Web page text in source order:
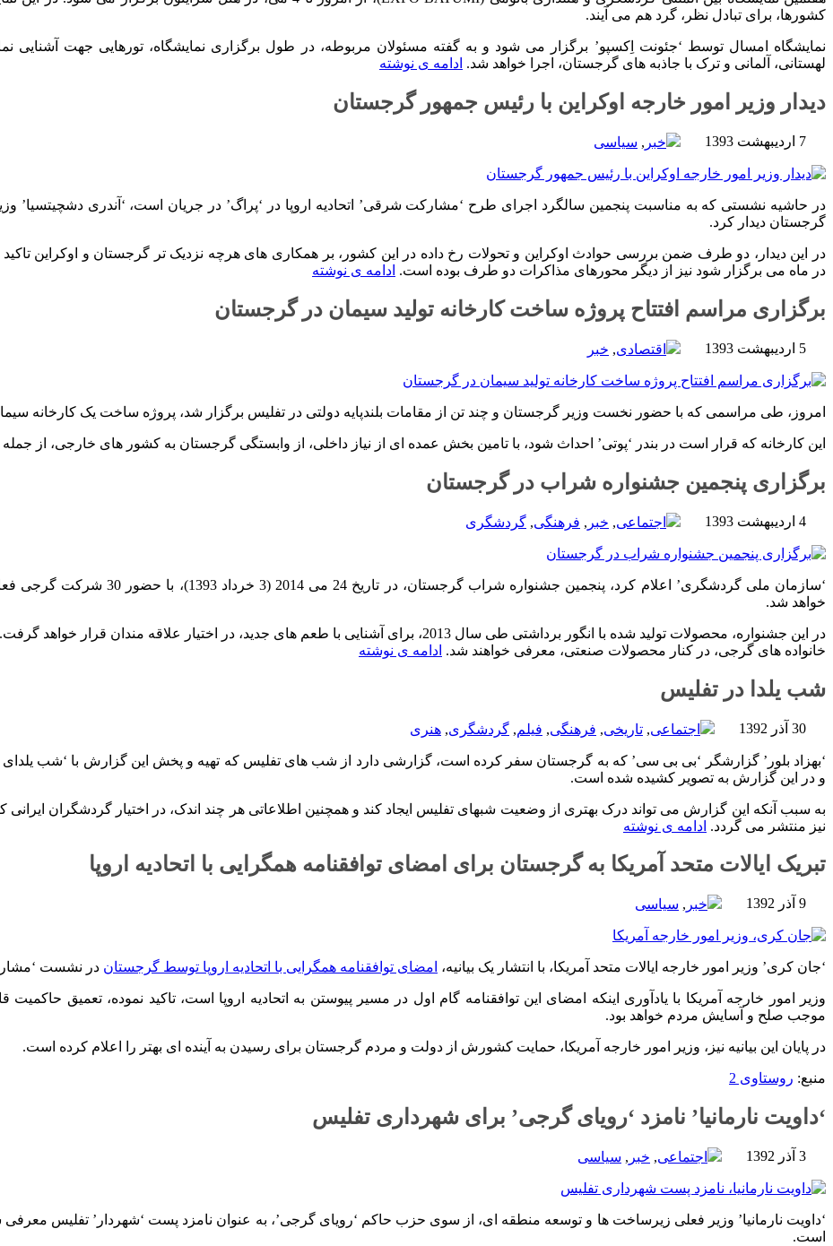
کشورها، برای تبادل نظر، گرد هم می آیند.
نمایشگاه امسال توسط ‘جئونت اِکسپو’ برگزار می شود و به گفته مسئولان مربوطه، در طول برگزاری نمایشگاه، تورهایی جهت آشنایی
لهستانی، آلمانی و ترک با جاذبه های گرجستان، اجرا خواهد شد. ادامه ی نوشته
دیدار وزیر امور خارجه اوکراین با رئیس جمهور گرجستان
7 اردیبهشت 1393 خبر , سیاسی
در حاشیه نشستی که به مناسبت پنجمین سالگرد اجرای طرح ‘مشارکت شرقی’ اتحادیه اروپا در ‘پراگ’ در جریان است، ‘آندری دشچیتسیا’
گرجستان دیدار کرد.
در این دیدار، دو طرف ضمن بررسی حوادث اوکراین و تحولات رخ داده در این کشور، بر همکاری های هرچه نزدیک تر گرجستان و اوکراین
در ماه می برگزار شود نیز از دیگر محورهای مذاکرات دو طرف بوده است. ادامه ی نوشته
برگزاری مراسم افتتاح پروژه ساخت کارخانه تولید سیمان در گرجستان
5 اردیبهشت 1393 اقتصادی, خبر
امروز، طی مراسمی که با حضور نخست وزیر گرجستان و چند تن از مقامات بلندپایه دولتی در تفلیس برگزار شد، پروژه ساخت یک کارخانه سیمان، با ظرفیت تولید 250 هزار تن
این کارخانه که قرار است در بندر ‘پوتی’ احداث شود، با تامین بخش عمده ای از نیاز داخلی، از وابستگی گرجستان به کشور های خارجی، از
برگزاری پنجمین جشنواره شراب در گرجستان
4 اردیبهشت 1393 اجتماعی, خبر , فرهنگی, گردشگری
‘سازمان ملی گردشگری’ اعلام کرد، پنجمین جشنواره شراب گرجستان، در تاریخ 24 می 2014 (3 خرداد 1393)، با حضور 30 شرکت گرجی فعال در این صنعت، در محل ‘
خواهد شد.
در این جشنواره، محصولات تولید شده با انگور برداشتی طی سال 2013، برای آشنایی با طعم های جدید، در
خانواده های گرجی، در کنار محصولات صنعتی، معرفی خواهند شد. ادامه ی نوشته
شب یلدا در تفلیس
30 آذر 1392 اجتماعی, تاریخی, فرهنگی, فیلم, گردشگری, هنری
‘بهزاد بلور’ گزارشگر ‘بی بی سی’ که به گرجستان سفر کرده است، گزارشی دارد از شب های تفلیس که تهیه و پخش این گزارش با ‘شب
و در این گزارش به تصویر کشیده شده است.
به سبب آنکه این گزارش می تواند درک بهتری از وضعیت شبهای تفلیس ایجاد کند و همچنین اطلاعاتی هر چند اندک، در اختیار گردشگران
نیز منتشر می گردد. ادامه ی نوشته
تبریک ایالات متحد آمریکا به گرجستان برای امضای توافقنامه همگرایی با اتحادیه اروپا
9 آذر 1392 خبر , سیاسی
‘جان کری’ وزیر امور خارجه ایالات متحد آمریکا، با انتشار یک بیانیه، امضای توافقنامه همگرایی با اتحادیه اروپا توسط گرجستان در نشست
وزیر امور خارجه آمریکا با یادآوری اینکه امضای این توافقنامه گام اول در مسیر پیوستن به اتحادیه اروپا است، تاکید نموده، تعمیق
موجب صلح و آسایش مردم خواهد بود.
در پایان این بیانیه نیز، وزیر امور خارجه آمریکا، حمایت کشورش از دولت و مردم گرجستان برای رسیدن به آینده ای بهتر را اعلام کرده است.
منبع: روستاوی 2
‘داویت نارمانیا’ نامزد ‘رویای گرجی’ برای شهرداری تفلیس
3 آذر 1392 اجتماعی, خبر , سیاسی
‘داویت نارمانیا’ وزیر فعلی زیرساخت ها و توسعه منطقه ای، از سوی حزب حاکم ‘رویای گرجی’، به عنوان نامزد پست ‘شهردار’ تفلیس
است.